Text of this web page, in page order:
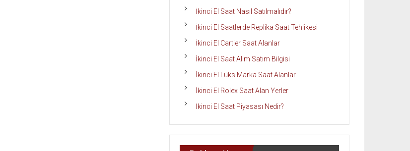
İkinci El Saat Nasıl Satılmalıdır?
İkinci El Saatlerde Replika Saat Tehlikesi
İkinci El Cartier Saat Alanlar
İkinci El Saat Alım Satım Bilgisi
İkinci El Lüks Marka Saat Alanlar
İkinci El Rolex Saat Alan Yerler
İkinci El Saat Piyasası Nedir?